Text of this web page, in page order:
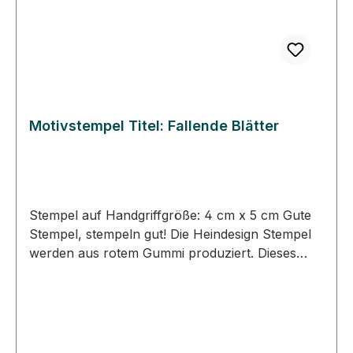
Motivstempel Titel: Fallende Blätter
Stempel auf Handgriffgröße: 4 cm x 5 cm Gute
Stempel, stempeln gut! Die Heindesign Stempel
werden aus rotem Gummi produziert. Dieses